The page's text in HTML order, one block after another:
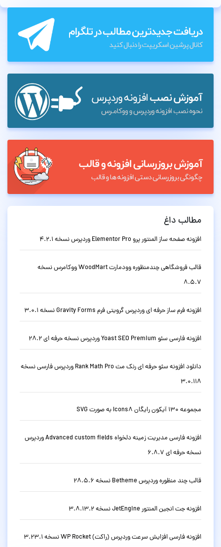
مطالب داغ
افزونه صفحه ساز المنتور پرو Elementor Pro وردپرس نسخه 4.2.1
قالب فروشگاهی چندمنظوره وودمارت WoodMart ووکامرس نسخه
8.5.7
افزونه فرم ساز حرفه ای وردپرس گرویتی فرم Gravity Forms نسخه 3.0.1
افزونه فارسی سئو Yoast SEO Premium وردپرس نسخه حرفه ای 28.2
دانلود افزونه سئو حرفه ای رنک مث Rank Math Pro وردپرس فارسی نسخه
3.0.118
مجموعه 130 آیکون رایگان Icons8 به صورت SVG
افزونه فارسی مدیریت زمینه دلخواه Advanced custom fields وردپرس
نسخه حرفه ای 6.8.7
قالب چند منظوره وردپرس Betheme نسخه 28.5.6
افزونه جت انجین المنتور JetEngine نسخه 3.8.13.2
افزونه فارسی افزایش سرعت وردپرس (راکت) WP Rocket نسخه 3.23.1